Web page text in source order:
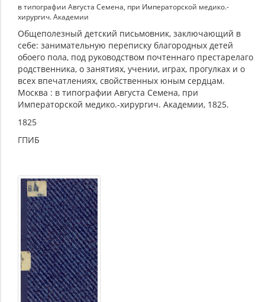
в типографии Августа Семена, при Императорской медико.-
хирургич. Академии
Общеполезный детский письмовник, заключающий в
себе: занимательную переписку благородных детей
обоего пола, под руководством почтеннаго престарелаго
родственника, о занятиях, учении, играх, прогулках и о
всех впечатлениях, свойственных юным сердцам.
Москва : в типографии Августа Семена, при
Императорской медико.-хирургич. Академии, 1825.
1825
ГПИБ